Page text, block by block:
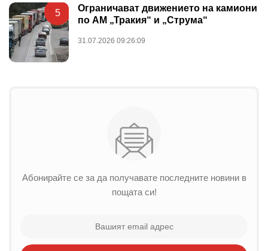
5
Ограничават движението на камиони
по АМ „Тракия“ и „Струма“
31.07.2026 09:26:09
Абонирайте се за да получавате последните новини в
пощата си!